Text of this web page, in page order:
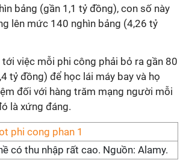
bảng (gần 1,1 tỷ đồng), con số này
lên mức 140 nghìn bảng (4,26 tỷ
tới việc mỗi phi công phải bỏ ra gần 80
tỷ đồng) để học lái máy bay và họ
đối với hàng trăm mạng người mỗi
là xứng đáng.
có thu nhập rất cao. Nguồn: Alamy.